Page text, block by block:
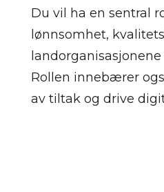
Du vil ha en sentral
lønnsomhet,
Rollen innebærer
av tiltak og drive